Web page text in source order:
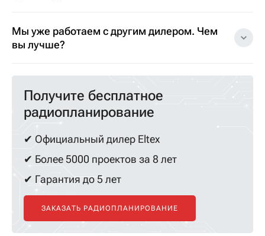
Мы уже работаем с другим дилером. Чем
вы лучше?
Получите бесплатное
радиопланирование
✔ Официальный дилер Eltex
✔ Более 5000 проектов за 8 лет
✔ Гарантия до 5 лет
ЗАКАЗАТЬ РАДИОПЛАНИРОВАНИЕ